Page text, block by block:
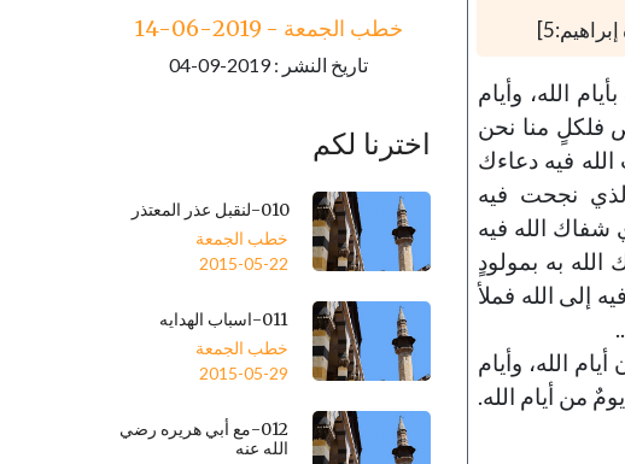
الله، وأيام
فلكلٍ منا نحن
فيه دعاءك
نجحت فيه
شفاك الله فيه
به بمولودٍ
إلى الله فملأ
الله، وأيام
من أيام الله.
تاريخ النشر : 2019-09-04 04
اخترنا لكم
010-لنقبل عذر المعتذر
خطب الجمعة
2015-05-22
011-اسباب الهدايه
خطب الجمعة
2015-05-29
012-مع أبي هريره رضي
الله عنه